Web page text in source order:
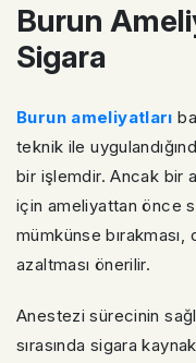
Burun
Sigara
Burun ameliyatları
teknik ile
bir işlemdir. Ancak bir
için ameliyattan önce
mümkünse
azaltması önerilir.
Anestezi sürecinin
sırasında sigara